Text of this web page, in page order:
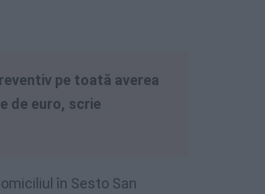
pe toată averea
de euro, scrie
în Sesto San